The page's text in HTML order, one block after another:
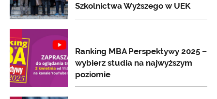
Szkolnictwa Wyższego w UEK
Ranking MBA Perspektywy 2025 –
wybierz studia na najwyższym
poziomie